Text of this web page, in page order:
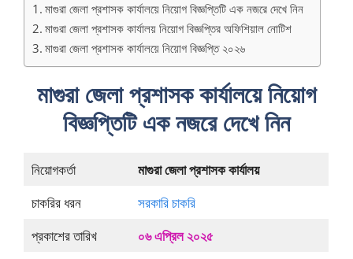
মাগুরা জেলা প্রশাসক কার্যালয়ে নিয়োগ বিজ্ঞপ্তিটি এক নজরে দেখে নিন
মাগুরা জেলা প্রশাসক কার্যালয় নিয়োগ বিজ্ঞপ্তির অফিশিয়াল নোটিশ
মাগুরা জেলা প্রশাসক কার্যালয়ে নিয়োগ বিজ্ঞপ্তি ২০২৬
মাগুরা জেলা প্রশাসক কার্যালয়ে নিয়োগ
বিজ্ঞপ্তিটি এক নজরে দেখে নিন
নিয়োগকর্তা
মাগুরা জেলা প্রশাসক কার্যালয়
চাকরির ধরন
সরকারি চাকরি
প্রকাশের তারিখ
০৬ এপ্রিল ২০২৫